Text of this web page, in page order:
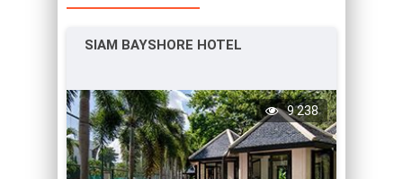
SIAM BAYSHORE HOTEL
9 238